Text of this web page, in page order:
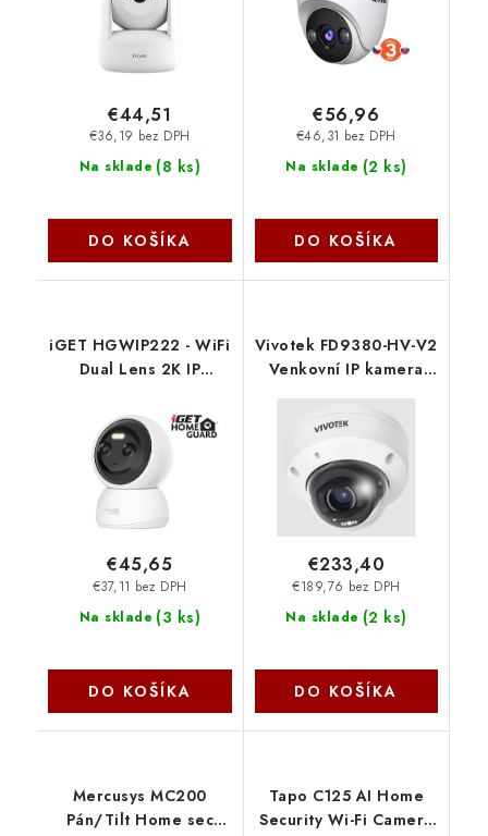
Na sklade (8 ks)
€36,19 bez DPH
€44,51
DO KOŠÍKA
H.265+ 75012043
Na sklade (2 ks)
€46,31 bez DPH
€56,96
DO KOŠÍKA
iGET HGWIP222 - WiFi
Dual Lens 2K IP
nočným videním, zvuk,
otočná, CZ aplikácia
75020568
Na sklade (3 ks)
€37,11 bez DPH
€45,65
DO KOŠÍKA
Vivotek FD9380-HV-V2
Venkovní IP kamera
5Mpix dome, 111°,
Smart IR 30m, analýza
člověk/vozidlo, zóny
Na sklade (2 ks)
€189,76 bez DPH
€233,40
DO KOŠÍKA
Mercusys MC200
Pán/Tilt Home sec
Tapo C125 AI Home
Security Wi-Fi Camera